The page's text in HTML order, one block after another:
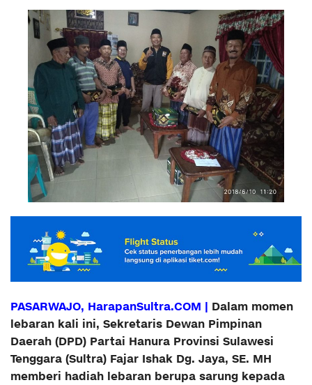
PASARWAJO, HarapanSultra.COM | Dalam momen
lebaran kali ini, Sekretaris Dewan Pimpinan
Daerah (DPD) Partai Hanura Provinsi Sulawesi
Tenggara (Sultra) Fajar Ishak Dg. Jaya, SE. MH
memberi hadiah lebaran berupa sarung kepada